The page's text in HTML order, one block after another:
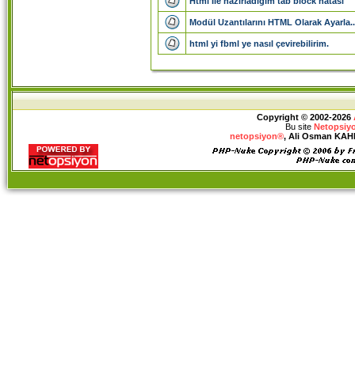
Modül Uzantılarını HTML Olarak
html yi fbml ye nasıl çevirebilirim.
Copyright © 2002-2026
Bu site
netopsiyon®, Ali Osman